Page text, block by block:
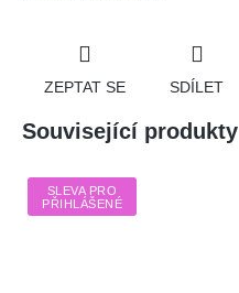
ZEPTAT SE SDÍLET
Související produkty
SLEVA PRO
PŘIHLÁŠENÉ